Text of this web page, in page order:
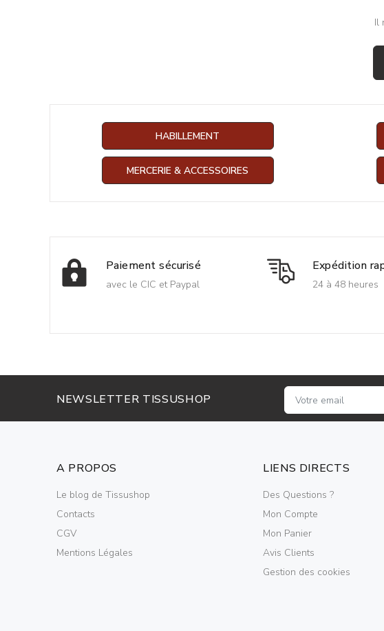
Il
HABILLEMENT
MERCERIE & ACCESSOIRES
Paiement sécurisé
avec le CIC et Paypal
Expédition
24 à 48 heures
NEWSLETTER TISSUSHOP
A PROPOS
Le blog de Tissushop
Contacts
CGV
Mentions Légales
LIENS DIRECTS
Des Questions ?
Mon Compte
Mon Panier
Avis Clients
Gestion des cookies